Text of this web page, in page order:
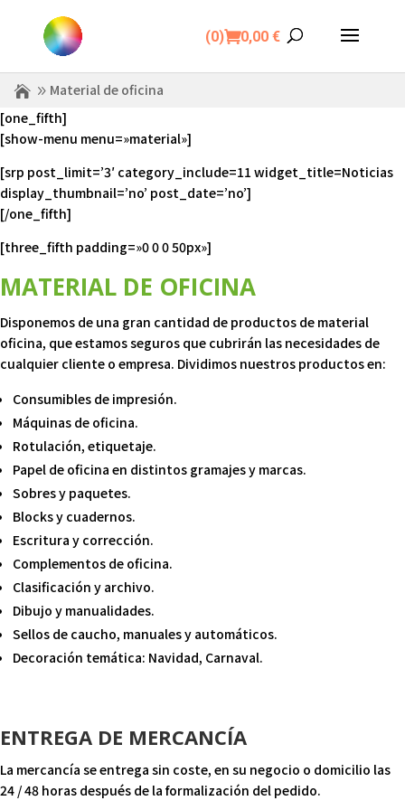
(0) 0,00€
Material de oficina
[one_fifth]
[show-menu menu=»material»]
[srp post_limit=’3′ category_include=11 widget_title=Noticias
display_thumbnail=’no’ post_date=’no’]
[/one_fifth]
[three_fifth padding=»0 0 0 50px»]
MATERIAL DE OFICINA
Disponemos de una gran cantidad de productos de material
oficina, que estamos seguros que cubrirán las necesidades de
cualquier cliente o empresa. Dividimos nuestros productos en:
Consumibles de impresión.
Máquinas de oficina.
Rotulación, etiquetaje.
Papel de oficina en distintos gramajes y marcas.
Sobres y paquetes.
Blocks y cuadernos.
Escritura y corrección.
Complementos de oficina.
Clasificación y archivo.
Dibujo y manualidades.
Sellos de caucho, manuales y automáticos.
Decoración temática: Navidad, Carnaval.
ENTREGA DE MERCANCÍA
La mercancía se entrega sin coste, en su negocio o domicilio las
24 / 48 horas después de la formalización del pedido.